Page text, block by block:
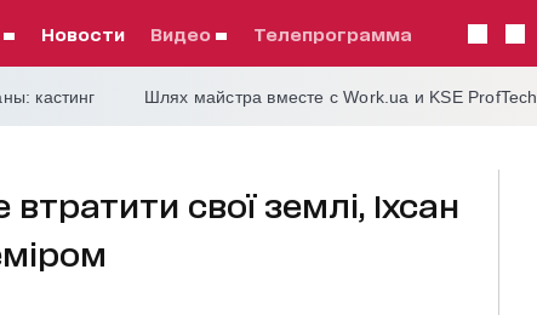
Новости видео телепрограмма
кастинг Шлях майстра вместе с Work.ua и KSE ProfTech
втратити свої землі, Іхсан